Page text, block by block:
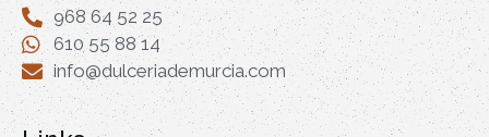
968 64 52 25
610 55 88 14
info@dulceriademurcia.com